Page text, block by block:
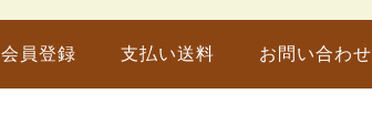
会員登録 支払い送料 お問い合わせ